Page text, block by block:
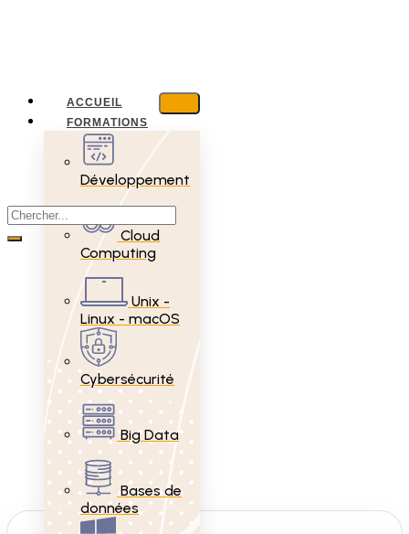
ACCUEIL
FORMATIONS
Développement
Cloud
Computing
Unix -
Linux - macOS
Cybersécurité
Big Data
Bases de
données